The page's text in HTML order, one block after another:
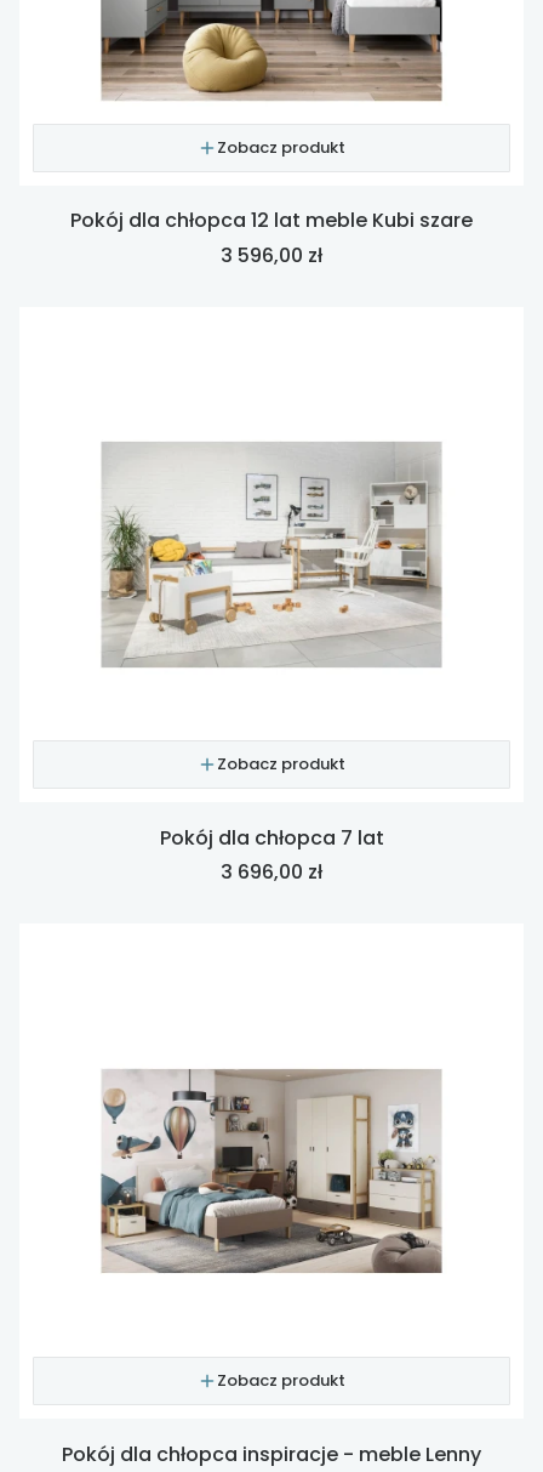
Zobacz produkt
Pokój dla chłopca 12 lat meble Kubi szare
Cena
3 596,00 zł
Zobacz produkt
Pokój dla chłopca 7 lat
Cena
3 696,00 zł
Zobacz produkt
Pokój dla chłopca inspiracje - meble Lenny